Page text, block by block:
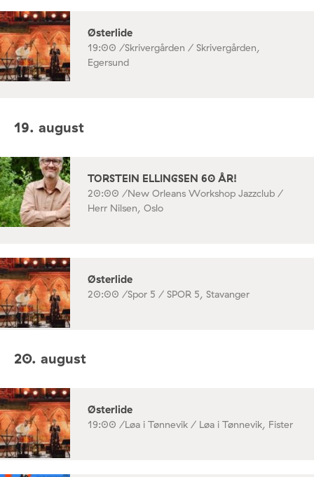
Østerlide
19:00 /Skrivergården / Skrivergården,
Egersund
19. august
TORSTEIN ELLINGSEN 60 ÅR!
20:00 /New Orleans Workshop Jazzclub /
Herr Nilsen, Oslo
Østerlide
20:00 /Spor 5 / SPOR 5, Stavanger
20. august
Østerlide
19:00 /Løa i Tønnevik / Løa i Tønnevik, Fister